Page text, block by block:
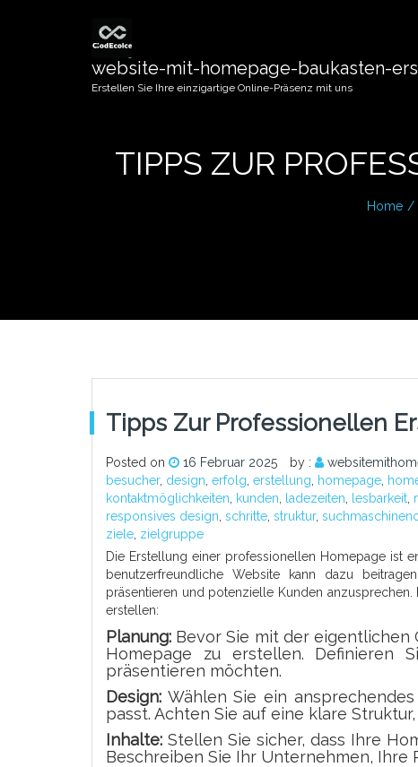
website-mit-homepage-baukasten-
Erstellen Sie Ihre einzigartige Online-Präsenz mit uns
TIPPS ZUR
Home
Tipps Zur Professionellen
Posted on 16 Februar 2025 by :
besucher, design erfolg erstellung homepage
kontaktmöglichkeiten
kunden ladezeiten lesbarkeit
responsives design schritte struktur,
ziele zielgruppe
Die Erstellung einer professionellen Homepage ist
benutzerfreundliche Website kann dazu
präsentieren und potenzielle Kunden
erstellen:
Planung: Bevor Sie mit der eigentlichen
Homepage zu erstellen. Definieren
präsentieren möchten.
Design: Wählen Sie ein
passt. Achten Sie auf eine klare
Inhalte: Stellen Sie sicher, dass Ihre
Beschreiben Sie Ihr Unternehmen,